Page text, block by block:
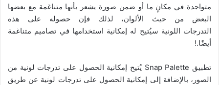
متواجدة في مكانٍ ما أو ضمن صورة يشعر بأنها متناغمة مع بعضها
البعض من حيث الألوان، لذلك فإن حصوله على هذه
التدرجات اللونية سيُتيح له إمكانية استخدامها في تصاميم متناغمة
أيضًا.!
تطبيق Snap Palette يُتيح إمكانية الحصول على تدرجات لونية من
الصور، بالإضافة إلى إمكانية الحصول على تدرجات لونية عن طريق